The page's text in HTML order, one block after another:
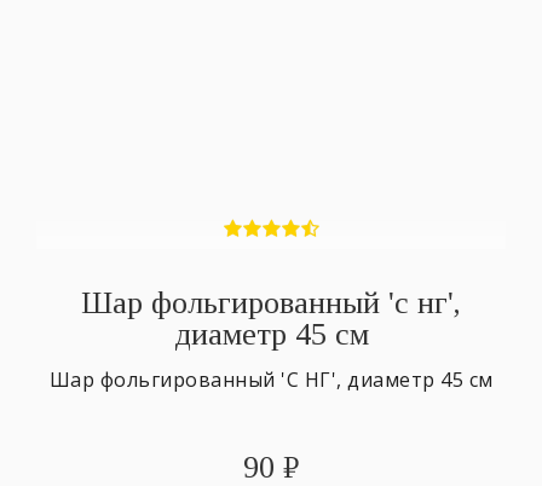
Шар фольгированный 'с нг',
диаметр 45 см
Шар фольгированный 'С НГ', диаметр 45 см
90 ₽